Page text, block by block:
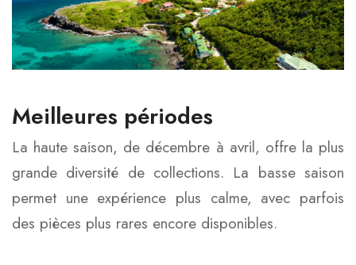
Meilleures périodes
La haute saison, de décembre à avril, offre la plus
grande diversité de collections. La basse saison
permet une expérience plus calme, avec parfois
des pièces plus rares encore disponibles.